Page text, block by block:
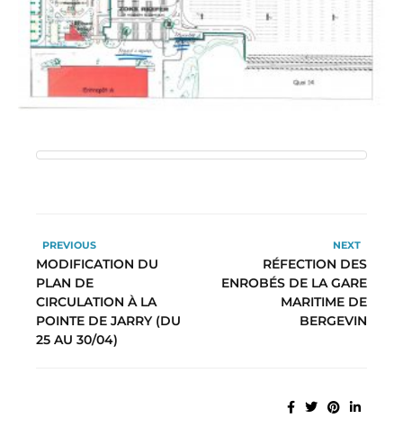
PREVIOUS
MODIFICATION DU
PLAN DE
CIRCULATION À LA
POINTE DE JARRY (DU
25 AU 30/04)
NEXT
RÉFECTION DES
ENROBÉS DE LA GARE
MARITIME DE
BERGEVIN